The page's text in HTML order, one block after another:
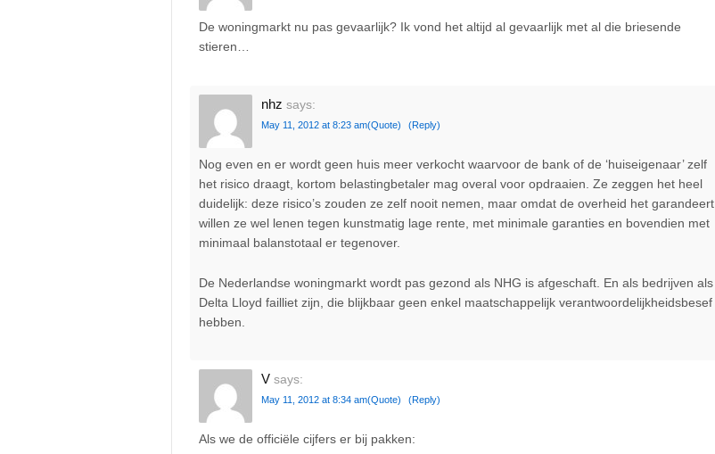
De woningmarkt nu pas gevaarlijk? Ik vond het altijd al gevaarlijk met al die briesende
stieren…
nhz says:
May 11, 2012 at 8:23 am(Quote) (Reply)
Nog even en er wordt geen huis meer verkocht waarvoor de bank of de ‘huiseigenaar’ zelf
het risico draagt, kortom belastingbetaler mag overal voor opdraaien. Ze zeggen het heel
duidelijk: deze risico’s zouden ze zelf nooit nemen, maar omdat de overheid het garandeert
willen ze wel lenen tegen kunstmatig lage rente, met minimale garanties en bovendien met
minimaal balanstotaal er tegenover.
De Nederlandse woningmarkt wordt pas gezond als NHG is afgeschaft. En als bedrijven als
Delta Lloyd failliet zijn, die blijkbaar geen enkel maatschappelijk verantwoordelijkheidsbesef
hebben.
V says:
May 11, 2012 at 8:34 am(Quote) (Reply)
Als we de officiële cijfers er bij pakken: